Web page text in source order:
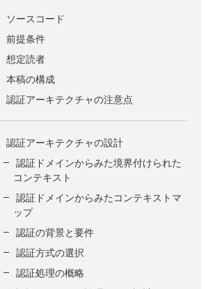
ソースコード
前提条件
想定読者
本稿の構成
認証アーキテクチャの注意点
認証アーキテクチャの設計
認証ドメインからみた境界付けられた
コンテキスト
認証ドメインからみたコンテキストマ
ップ
認証の背景と要件
認証方式の選択
認証処理の概略